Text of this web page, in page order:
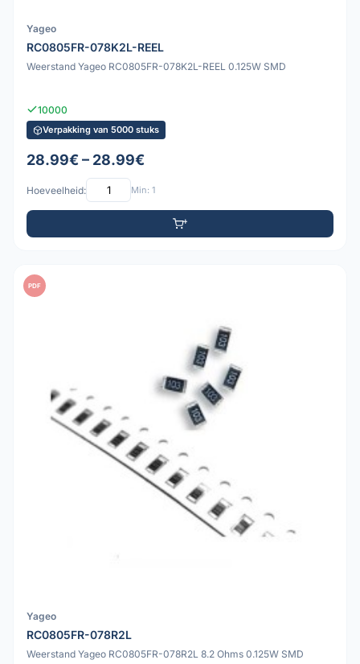
Yageo
RC0805FR-078K2L-REEL
Weerstand Yageo RC0805FR-078K2L-REEL 0.125W SMD
10000
Verpakking van 5000 stuks
28.99€ – 28.99€
Hoeveelheid: Min: 1
PDF
Yageo
RC0805FR-078R2L
Weerstand Yageo RC0805FR-078R2L 8.2 Ohms 0.125W SMD